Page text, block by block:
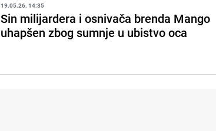
19.05.26. 14:35
Sin milijardera i osnivača brenda Mango
uhapšen zbog sumnje u ubistvo oca